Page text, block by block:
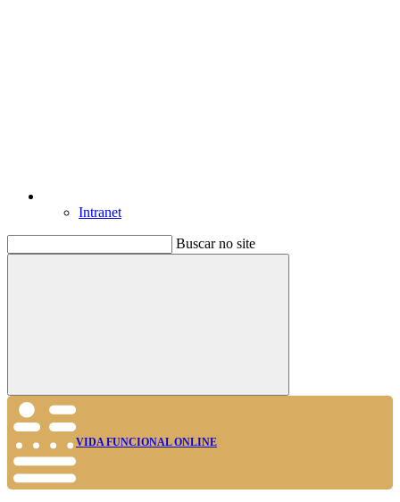
Intranet
Buscar no site
Buscar
VIDA FUNCIONAL ONLINE